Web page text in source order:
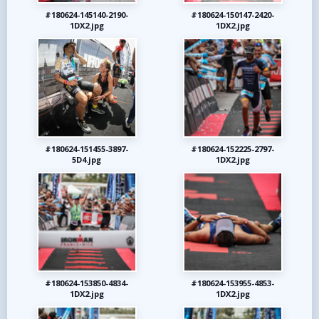
#180624-145140-2190-
1DX2.jpg
#180624-150147-2420-
1DX2.jpg
#180624-151455-3897-
5D4.jpg
#180624-152225-2797-
1DX2.jpg
#180624-153850-4834-
1DX2.jpg
#180624-153955-4853-
1DX2.jpg